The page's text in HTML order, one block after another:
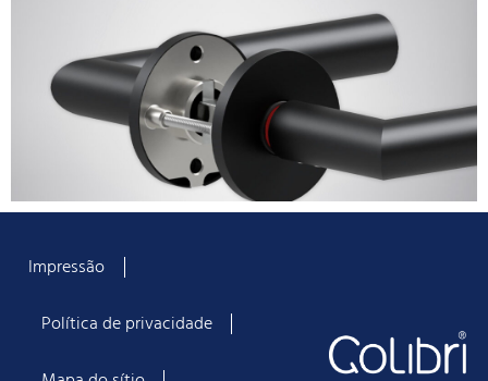
Impressão
Política de privacidade